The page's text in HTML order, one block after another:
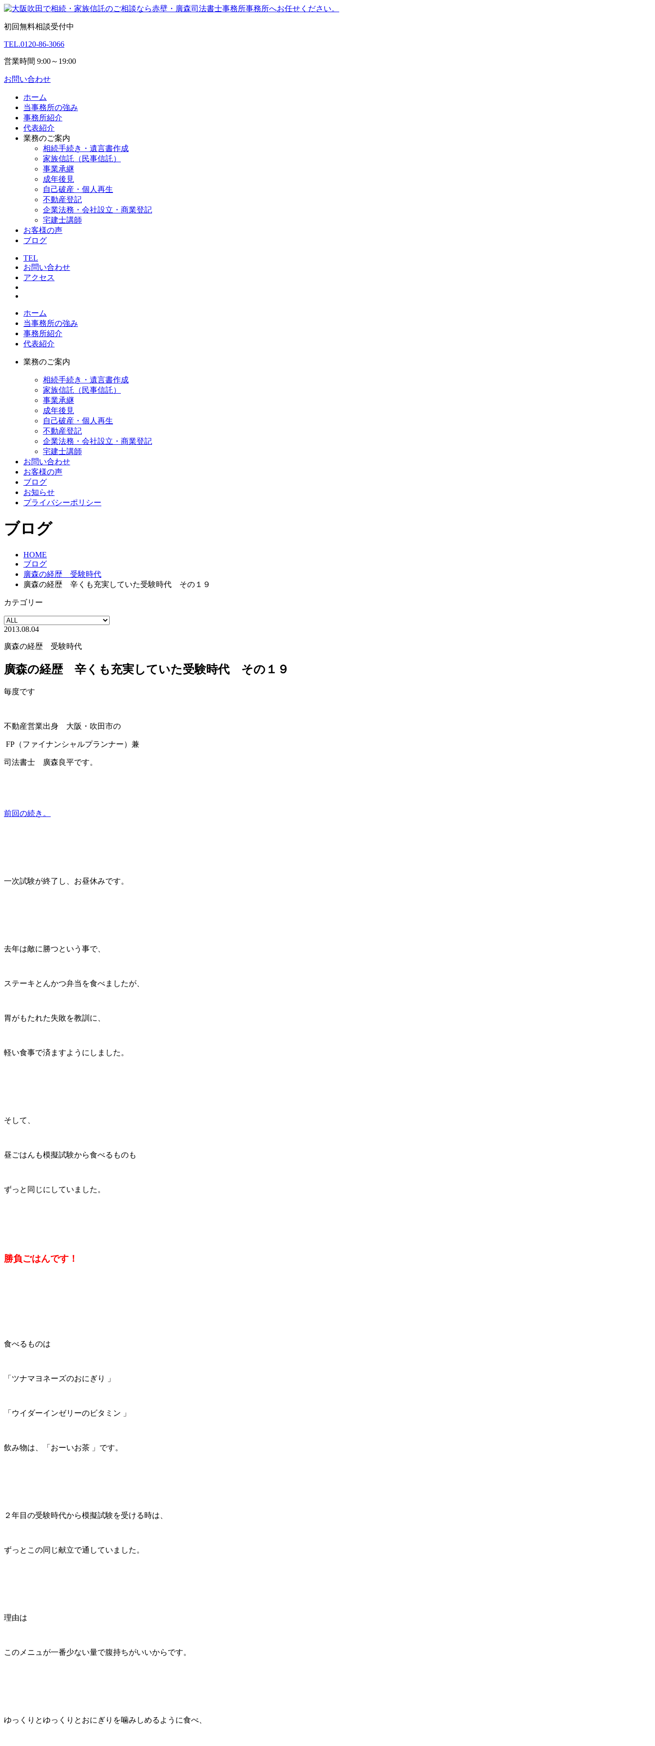
初回無料相談受付中
TEL.0120-86-3066
営業時間 9:00～19:00
お問い合わせ
ホーム
当事務所の強み
事務所紹介
代表紹介
業務のご案内
相続手続き・遺言書作成
家族信託（民事信託）
事業承継
成年後見
自己破産・個人再生
不動産登記
企業法務・会社設立・商業登記
宅建士講師
お客様の声
ブログ
TEL
お問い合わせ
アクセス
ホーム
当事務所の強み
事務所紹介
代表紹介
業務のご案内
相続手続き・遺言書作成
家族信託（民事信託）
事業承継
成年後見
自己破産・個人再生
不動産登記
企業法務・会社設立・商業登記
宅建士講師
お問い合わせ
お客様の声
ブログ
お知らせ
プライバシーポリシー
ブログ
HOME
ブログ
廣森の経歴 受験時代
廣森の経歴 辛くも充実していた受験時代 その１９
カテゴリー
2013.08.04
廣森の経歴 受験時代
廣森の経歴 辛くも充実していた受験時代 その１９
毎度です
不動産営業出身 大阪・吹田市の
FP（ファイナンシャルプランナー）兼
司法書士 廣森良平です。
前回の続き。
一次試験が終了し、お昼休みです。
去年は敵に勝つという事で、
ステーキとんかつ弁当を食べましたが、
胃がもたれた失敗を教訓に、
軽い食事で済ますようにしました。
そして、
昼ごはんも模擬試験から食べるものも
ずっと同じにしていました。
勝負ごはんです！
食べるものは
「ツナマヨネーズのおにぎり 」
「ウイダーインゼリーのビタミン 」
飲み物は、「おーいお茶 」です。
２年目の受験時代から模擬試験を受ける時は、
ずっとこの同じ献立で通していました。
理由は
このメニュが一番少ない量で腹持ちがいいからです。
ゆっくりとゆっくりとおにぎりを噛みしめるように食べ、